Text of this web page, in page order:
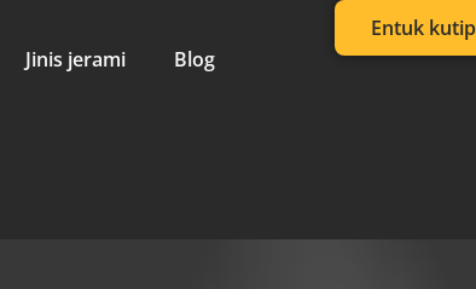
Jinis jerami Blog
Entuk